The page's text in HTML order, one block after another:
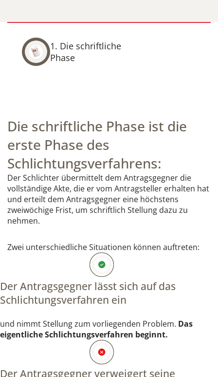
1. Die schriftliche
Phase
Die schriftliche Phase ist die
erste Phase des
Schlichtungsverfahrens:
Der Schlichter übermittelt dem Antragsgegner die
vollständige Akte, die er vom Antragsteller erhalten hat
und erteilt dem Antragsgegner eine höchstens
zweiwöchige Frist, um schriftlich Stellung dazu zu
nehmen.
Zwei unterschiedliche Situationen können auftreten:
Der Antragsgegner lässt sich auf das
Schlichtungsverfahren ein
und nimmt Stellung zum vorliegenden Problem. Das
eigentliche Schlichtungsverfahren beginnt.
Der Antragsgegner verweigert seine